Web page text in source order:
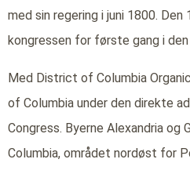
med sin regering i juni 1800.
kongressen for første gang i
Med District of Columbia
of Columbia under den direkte
Congress. Byerne Alexandria
Columbia, området nordøst for